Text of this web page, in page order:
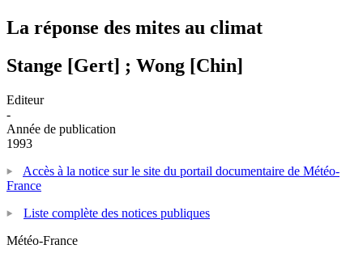
La réponse des mites au climat
Stange [Gert] ; Wong [Chin]
Editeur
-
Année de publication
1993
Accès à la notice sur le site du portail documentaire de Météo-
France
Liste complète des notices publiques
Météo-France